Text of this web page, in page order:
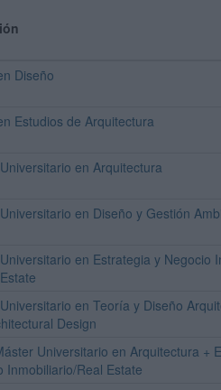
Diseño
Estudios de Arquitectura
en Arquitectura
en Diseño y Gestión
en Estrategia y Negocio
en Teoría y Diseño
Design
Universitario en Arquitectura +
Inmobiliario/Real Estate